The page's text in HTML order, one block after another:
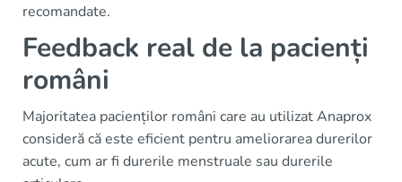
recomandate.
Feedback real de la pacienți
români
Majoritatea pacienților români care au utilizat Anaprox
consideră că este eficient pentru ameliorarea durerilor
acute, cum ar fi durerile menstruale sau durerile